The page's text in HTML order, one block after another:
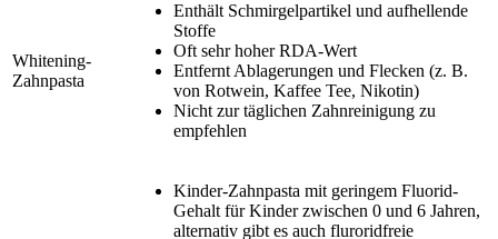
Whitening-
Zahnpasta
Enthält Schmirgelpartikel und aufhellende
Stoffe
Oft sehr hoher RDA-Wert
Entfernt Ablagerungen und Flecken (z. B.
von Rotwein, Kaffee Tee, Nikotin)
Nicht zur täglichen Zahnreinigung zu
empfehlen
Kinder-Zahnpasta mit geringem Fluorid-
Gehalt für Kinder zwischen 0 und 6 Jahren,
alternativ gibt es auch fluroridfreie